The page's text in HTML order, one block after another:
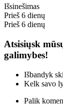
Išsinešimas
Prieš 6 dienų
Prieš 6 dienų
Atsisiųsk
galimybes!
Išbandyk
Kelk savo
Palik